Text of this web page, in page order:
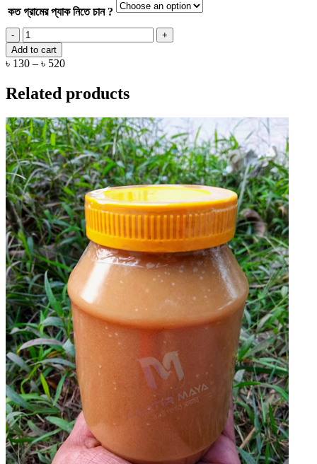
be
কত গ্রামের প্যাক নিতে চান ?
হোমমেইড
হলুদ
গুঁড়া
||
Turmeric
quantity
Add to cart
৳ 130 – ৳ 520Price
through
Related products